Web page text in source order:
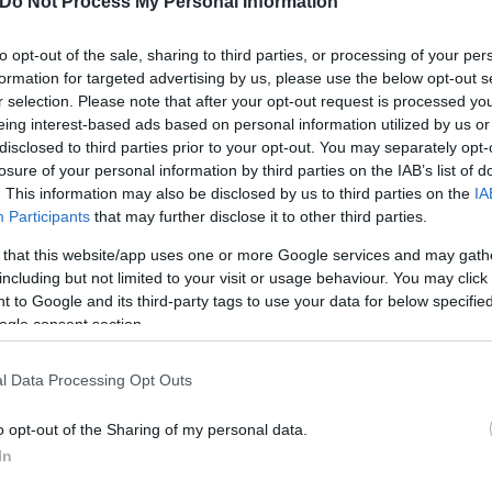
opt-out of the sale, sharing to third parties, or processing of your
for targeted advertising by us, please use the below opt-out
selection. Please note that after your opt-out request is processed
interest-based ads based on personal information utilized by us
to third parties prior to your opt-out. You may separately
of your personal information by third parties on the IAB’s list of
This information may also be disclosed by us to third parties on the
Participants that may further disclose it to other third parties.
that this website/app uses one or more Google services and may
but not limited to your visit or usage behaviour. You may
to Google and its third-party tags to use your data for below
consent section.
Data Processing Opt Outs
opt-out of the Sharing of my personal data.
δισ. το 2022).
(ποσοστό 2,6% επί του συνολικού κύκλου
αναμένεται να ανέλθουν σε€130 εκατ.το
σήμερα είναι 33.189.
με αφορμή την ανακοίνωση των
η εξαιρετική εξυπηρέτηση και η υψηλή
των τιμών ενέργειας συγκριτικά με το